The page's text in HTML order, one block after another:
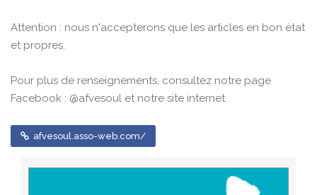
Attention : nous n'accepterons que les articles en bon état
et propres.
Pour plus de renseignements, consultez notre page
Facebook : @afvesoul et notre site internet.
afvesoul.asso-web.com/